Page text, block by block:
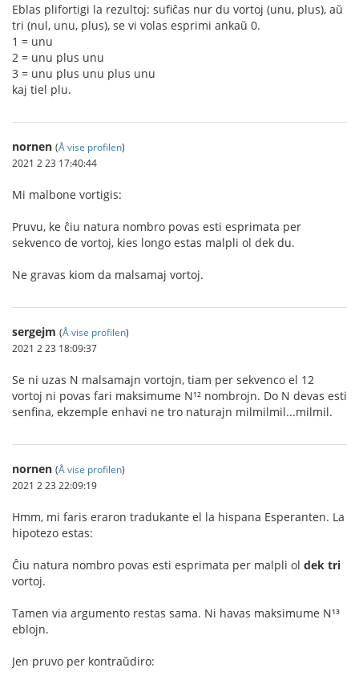
Eblas plifortigi la rezultoj: sufiĉas nur du vortoj (unu, plus), aŭ
tri (nul, unu, plus), se vi volas esprimi ankaŭ 0.
1 = unu
2 = unu plus unu
3 = unu plus unu plus unu
kaj tiel plu.
nornen (Å vise profilen)
2021 2 23 17:40:44
Mi malbone vortigis:
Pruvu, ke ĉiu natura nombro povas esti esprimata per
sekvenco de vortoj, kies longo estas malpli ol dek du.
Ne gravas kiom da malsamaj vortoj.
sergejm (Å vise profilen)
2021 2 23 18:09:37
Se ni uzas N malsamajn vortojn, tiam per sekvenco el 12
vortoj ni povas fari maksimume N¹² nombrojn. Do N devas esti
senfina, ekzemple enhavi ne tro naturajn milmilmil...milmil.
nornen (Å vise profilen)
2021 2 23 22:09:19
Hmm, mi faris eraron tradukante el la hispana Esperanten. La
hipotezo estas:
Ĉiu natura nombro povas esti esprimata per malpli ol dek tri
vortoj.
Tamen via argumento restas sama. Ni havas maksimume N¹³
eblojn.
Jen pruvo per kontraŭdiro: